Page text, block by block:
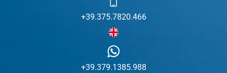
+39.375.7820.466
+39.379.1385.988